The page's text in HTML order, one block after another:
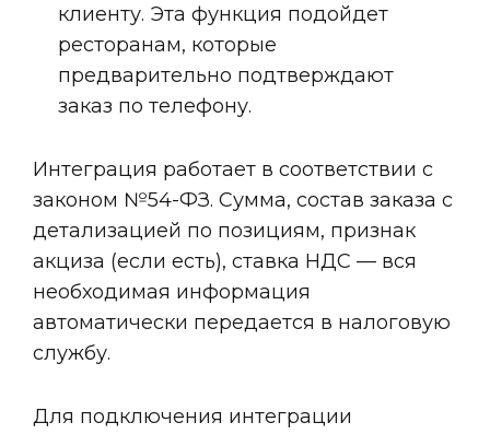
клиенту. Эта функция подойдет
ресторанам, которые
предварительно подтверждают
заказ по телефону.
Интеграция работает в соответствии с
законом №54-ФЗ. Сумма, состав заказа с
детализацией по позициям, признак
акциза (если есть), ставка НДС — вся
необходимая информация
автоматически передается в налоговую
службу.
Для подключения интеграции